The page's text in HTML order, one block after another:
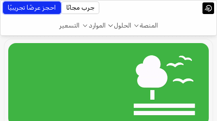
المنصة الحلول الموارد التسعير
جرب مجانًا احجز عرضًا تجريبيًا